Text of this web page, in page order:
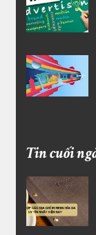
Tin cuối